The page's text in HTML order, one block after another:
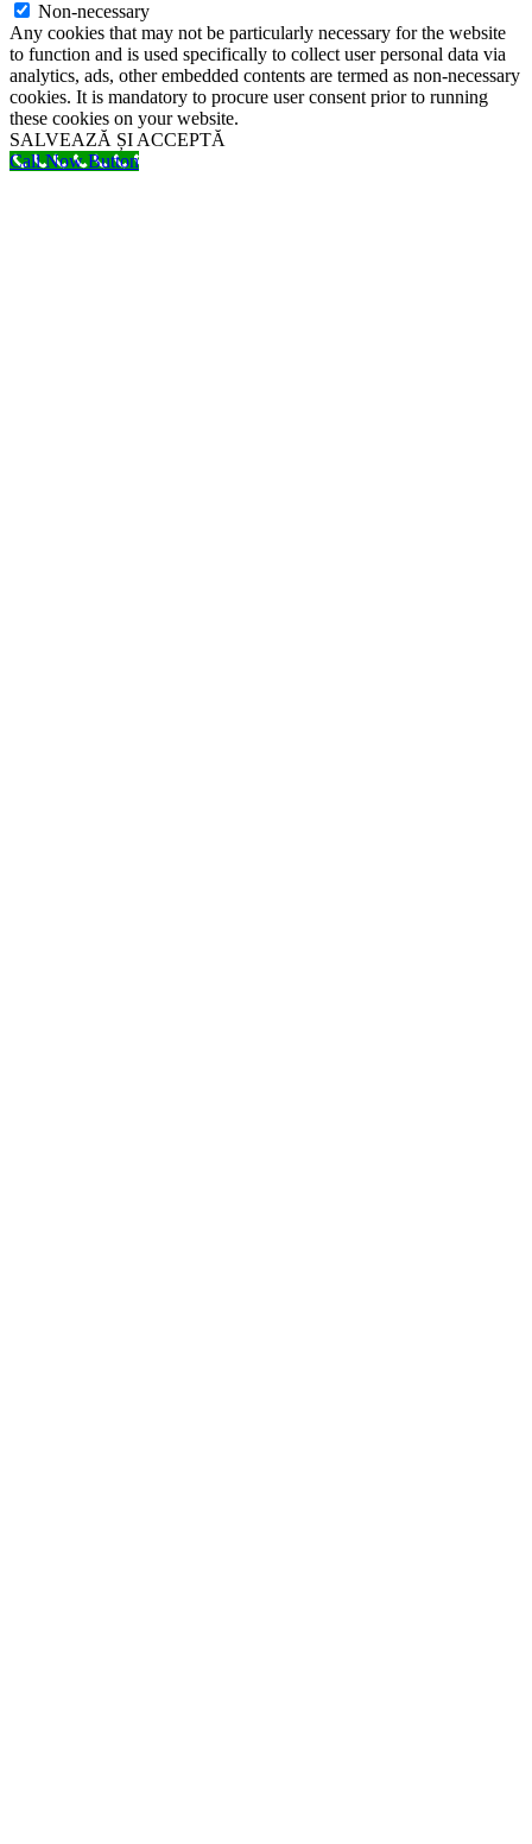
Non-necessary
Any cookies that may not be particularly necessary for the website
to function and is used specifically to collect user personal data via
analytics, ads, other embedded contents are termed as non-necessary
cookies. It is mandatory to procure user consent prior to running
these cookies on your website.
SALVEAZĂ ȘI ACCEPTĂ
Call Now Button